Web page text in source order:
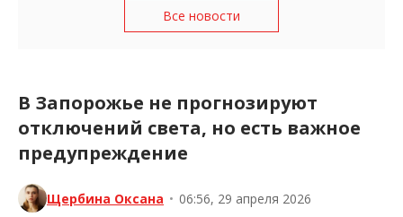
Все новости
В Запорожье не прогнозируют
отключений света, но есть важное
предупреждение
Щербина Оксана • 06:56, 29 апреля 2026